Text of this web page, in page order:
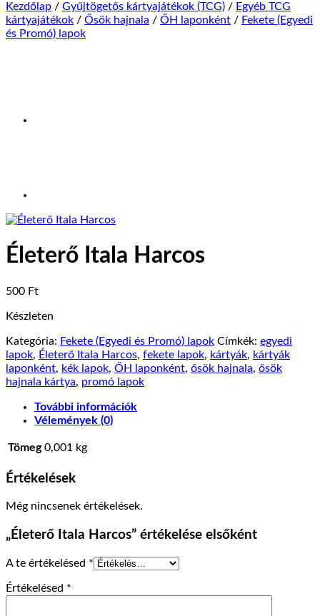
Kezdőlap / Gyűjtögetős kártyajátékok (TCG) / Egyéb TCG
kártyajátékok / Ősök hajnala / ŐH laponként / Fekete (Egyedi
és Promó) lapok
Életerő Itala Harcos
500 Ft
Készleten
Kategória: Fekete (Egyedi és Promó) lapok Címkék: egyedi
lapok, Életerő Itala Harcos, fekete lapok, kártyák, kártyák
laponként, kék lapok, ŐH laponként, ősök hajnala, ősök
hajnala kártya, promó lapok
További információk
Vélemények (0)
Tömeg 0,001 kg
Értékelések
Még nincsenek értékelések.
„Életerő Itala Harcos” értékelése elsőként
A te értékelésed *
Értékelésed *